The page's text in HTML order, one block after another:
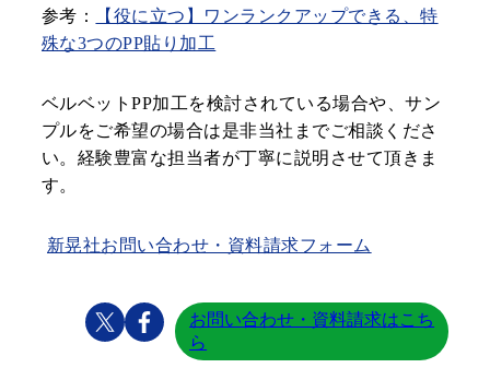
参考：
【役に立つ】ワンランクアップできる、特
殊な3つのPP貼り加工
ベルベットPP加工を検討されている場合や、サン
プルをご希望の場合は是非当社までご相談くださ
い。経験豊富な担当者が丁寧に説明させて頂きま
す。
新晃社お問い合わせ・資料請求フォーム
お問い合わせ・資料請求はこち
ら